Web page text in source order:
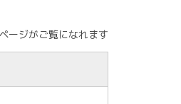
ージがご覧になれます